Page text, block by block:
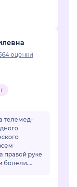
оценки
телемед-
правой руке
болели.